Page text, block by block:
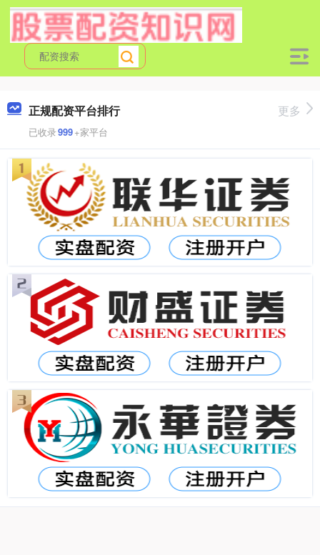
正规配资平台排行
已收录999+家平台
更多